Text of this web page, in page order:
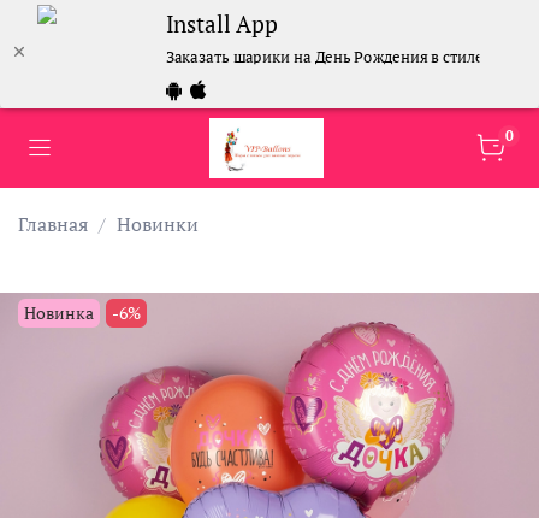
Install App
Заказать шарики на День Рождения в стиле Гарри
0
Главная Новинки
Новинка -6%